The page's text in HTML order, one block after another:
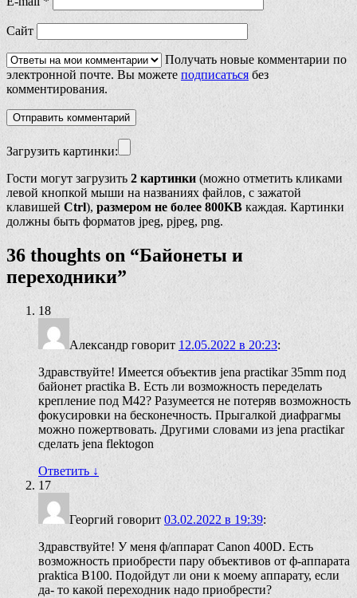
Сайт
Получать новые комментарии по
электронной почте. Вы можете подписаться без
комментирования.
Загрузить картинки:
Гости могут загрузить 2 картинки (можно отметить кликами
левой кнопкой мыши на названиях файлов, с зажатой
клавишей Ctrl), размером не более 800KB каждая. Картинки
должны быть форматов jpeg, pjpeg, png.
36 thoughts on “Байонеты и
переходники”
18
Александр говорит 12.05.2022 в 20:23:
Здравствуйте! Имеется объектив jena practikar 35mm под
байонет practika B. Есть ли возможность переделать
крепление под М42? Разумеется не потеряв возможность
фокусировки на бесконечность. Прыгалкой диафрагмы
можно пожертвовать. Другими словами из jena practikar
сделать jena flektogon
Ответить ↓
17
Георгий говорит 03.02.2022 в 19:39:
Здравствуйте! У меня ф/аппарат Canon 400D. Есть
возможность приобрести пару объективов от ф-аппарата
praktica B100. Подойдут ли они к моему аппарату, если
да- то какой переходник надо приобрести?